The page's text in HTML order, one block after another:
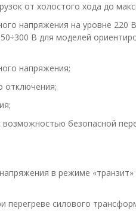
от холостого хода до
напряжения на уровне 220
В для моделей
напряжения;
отключения;
безопасной
в режиме
перегреве силового